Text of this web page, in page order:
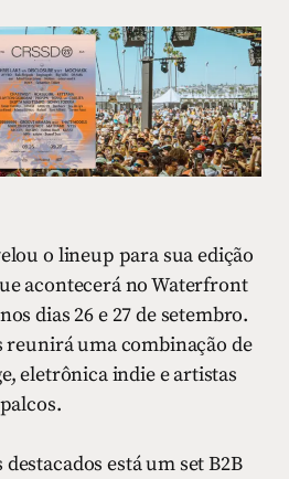
o lineup para sua edição
acontecerá no Waterfront
dias 26 e 27 de setembro.
reunirá uma combinação de
eletrônica indie e artistas
está um set B2B